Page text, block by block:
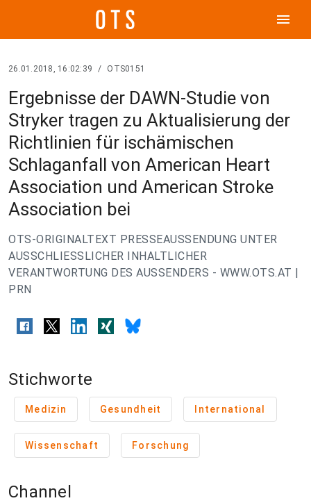
menu
26.01.2018, 16:02:39 / OTS0151
Ergebnisse der DAWN-Studie von
Stryker tragen zu Aktualisierung der
Richtlinien für ischämischen
Schlaganfall von American Heart
Association und American Stroke
Association bei
OTS-ORIGINALTEXT PRESSEAUSSENDUNG UNTER
AUSSCHLIESSLICHER INHALTLICHER
VERANTWORTUNG DES AUSSENDERS - WWW.OTS.AT |
PRN
Stichworte
Medizin Gesundheit International
Wissenschaft Forschung
Channel